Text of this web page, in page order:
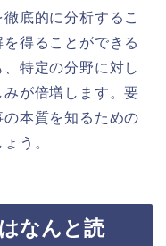
底的に分析するこ
得ることができる
特定の分野に対し
が倍増します。要
本質を知るための
う。
なんと読